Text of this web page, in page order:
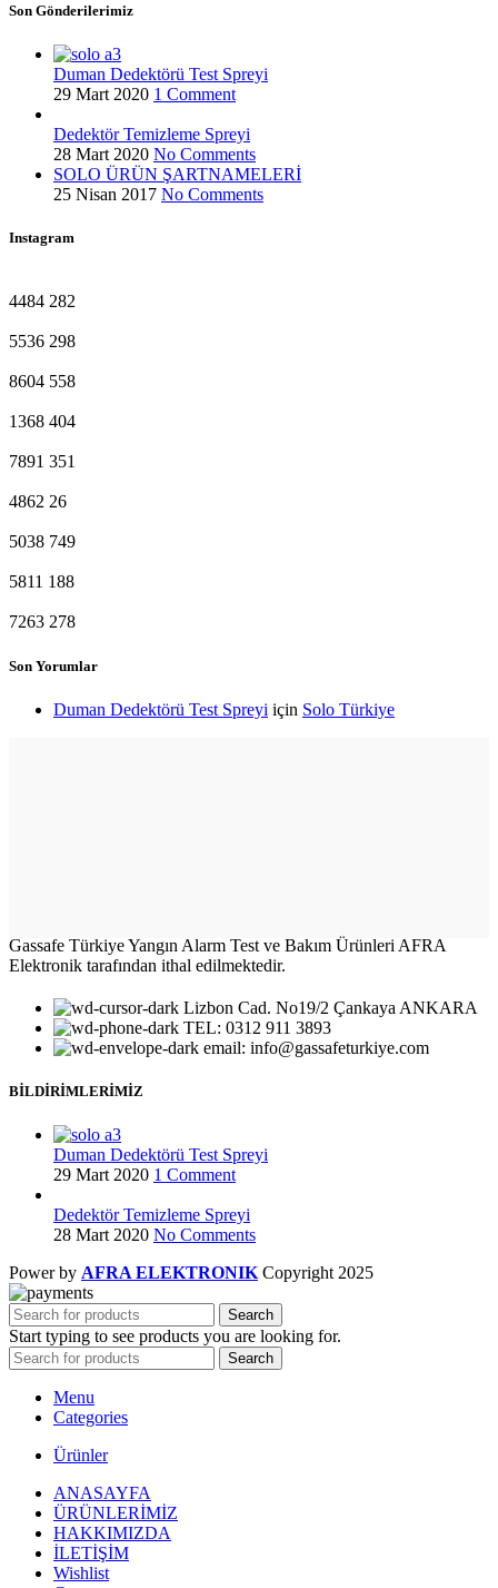
Son Gönderilerimiz
Duman Dedektörü Test Spreyi
29 Mart 2020 1 Comment
Dedektör Temizleme Spreyi
28 Mart 2020 No Comments
SOLO ÜRÜN ŞARTNAMELERİ
25 Nisan 2017 No Comments
Instagram
4484 282
5536 298
8604 558
1368 404
7891 351
4862 26
5038 749
5811 188
7263 278
Son Yorumlar
Duman Dedektörü Test Spreyi için Solo Türkiye
Gassafe Türkiye Yangın Alarm Test ve Bakım Ürünleri AFRA
Elektronik tarafından ithal edilmektedir.
Lizbon Cad. No19/2 Çankaya ANKARA
TEL: 0312 911 3893
email: info@gassafeturkiye.com
BİLDİRİMLERİMİZ
Duman Dedektörü Test Spreyi
29 Mart 2020 1 Comment
Dedektör Temizleme Spreyi
28 Mart 2020 No Comments
Power by AFRA ELEKTRONIK Copyright 2025
Search
Start typing to see products you are looking for.
Search
Menu
Categories
Ürünler
ANASAYFA
ÜRÜNLERİMİZ
HAKKIMIZDA
İLETİŞİM
Wishlist